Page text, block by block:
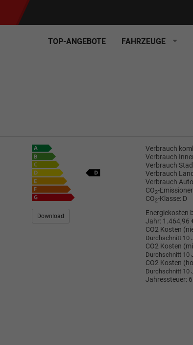
TOP-ANGEBOTE FAHRZEUGE
Verbrauch
Verbrauch
Verbrauch
Verbrauch
Verbrauch
CO2-
CO2-Klasse: D
Download
Energiekosten
Jahr: 1.464,96
CO2 Kosten
Durchschnitt 10
CO2 Kosten
Durchschnitt 10
CO2 Kosten
Durchschnitt 10
Jahressteuer: